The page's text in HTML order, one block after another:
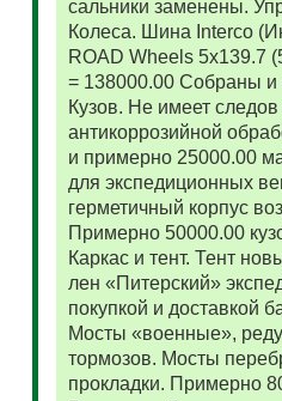
сальники заменены.
Колеса. Шина Interco
ROAD Wheels 5x139.7
= 138000.00 Собраны и
Кузов. Не имеет
антикоррозийной
и примерно 25000.00
для экспедиционных
герметичный корпус
Примерно 50000.00
Каркас и тент. Тент
лен «Питерский»
покупкой и доставкой
Мосты «военные»,
тормозов. Мосты
прокладки. Примерно